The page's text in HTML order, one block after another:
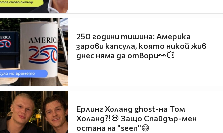
250 години тишина: Америка
зарови капсула, която никой жив
днес няма да отвори👀💥
Ерлинг Холанд ghost-на Том
Холанд?! 💀 Защо Спайдър-мен
остана на "seen"😅